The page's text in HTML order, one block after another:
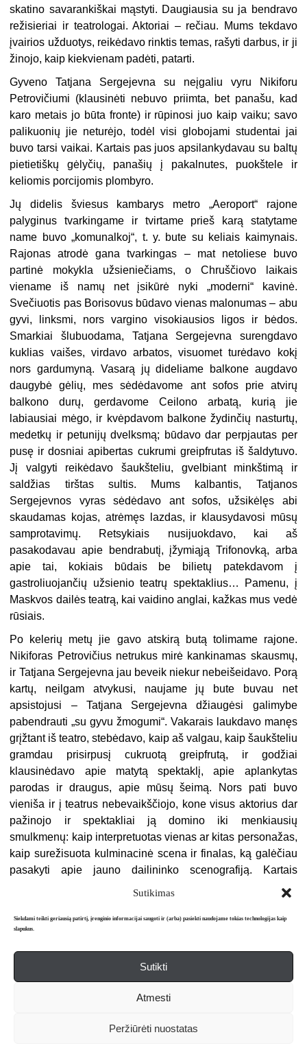
Sutikimas
Siekdami teikti geriausią patirtį, įrenginio informacijai saugoti ir (arba) pasiekti naudojame tokias technologijas kaip
slapukus.
Sutikti
Atmesti
Peržiūrėti nuostatas
skatino savarankiškai mąstyti. Daugiausia su ja bendravo
režisieriai ir teatrologai. Aktoriai – rečiau. Mums tekdavo
įvairios užduotys, reikėdavo rinktis temas, rašyti darbus, ir ji
žinojo, kaip kiekvienam padėti, patarti.
Gyveno Tatjana Sergejevna su neįgaliu vyru Nikiforu
Petrovičiumi (klausinėti nebuvo priimta, bet panašu, kad
karo metais jo būta fronte) ir rūpinosi juo kaip vaiku; savo
palikuonių jie neturėjo, todėl visi globojami studentai jai
buvo tarsi vaikai. Kartais pas juos apsilankydavau su baltų
pietietiškų gėlyčių, panašių į pakalnutes, puokštele ir
keliomis porcijomis plombyro.
Jų didelis šviesus kambarys metro „Aeroport“ rajone
palyginus tvarkingame ir tvirtame prieš karą statytame
name buvo „komunalkoj“, t. y. bute su keliais kaimynais.
Rajonas atrodė gana tvarkingas – mat netoliese buvo
partinė mokykla užsieniečiams, o Chruščiovo laikais
viename iš namų net įsikūrė nyki „moderni“ kavinė.
Svečiuotis pas Borisovus būdavo vienas malonumas – abu
gyvi, linksmi, nors vargino visokiausios ligos ir bėdos.
Smarkiai šlubuodama, Tatjana Sergejevna surengdavo
kuklias vaišes, virdavo arbatos, visuomet turėdavo kokį
nors gardumyną. Vasarą jų dideliame balkone augdavo
daugybė gėlių, mes sėdėdavome ant sofos prie atvirų
balkono durų, gerdavome Ceilono arbatą, kurią jie
labiausiai mėgo, ir kvėpdavom balkone žydinčių nasturtų,
medetkų ir petunijų dvelksmą; būdavo dar perpjautas per
pusę ir dosniai apibertas cukrumi greipfrutas iš šaldytuvo.
Jį valgyti reikėdavo šaukšteliu, gvelbiant minkštimą ir
saldžias tirštas sultis. Mums kalbantis, Tatjanos
Sergejevnos vyras sėdėdavo ant sofos, užsikėlęs abi
skaudamas kojas, atrėmęs lazdas, ir klausydavosi mūsų
samprotavimų. Retsykiais nusijuokdavo, kai aš
pasakodavau apie bendrabutį, įžymiąją Trifonovką, arba
apie tai, kokiais būdais be bilietų patekdavom į
gastroliuojančių užsienio teatrų spektaklius… Pamenu, į
Maskvos dailės teatrą, kai vaidino anglai, kažkas mus vedė
rūsiais.
Po kelerių metų jie gavo atskirą butą tolimame rajone.
Nikiforas Petrovičius netrukus mirė kankinamas skausmų,
ir Tatjana Sergejevna jau beveik niekur nebeišeidavo. Porą
kartų, neilgam atvykusi, naujame jų bute buvau net
apsistojusi – Tatjana Sergejevna džiaugėsi galimybe
pabendrauti „su gyvu žmogumi“. Vakarais laukdavo manęs
grįžtant iš teatro, stebėdavo, kaip aš valgau, kaip šaukšteliu
gramdau prisirpusį cukruotą greipfrutą, ir godžiai
klausinėdavo apie matytą spektaklį, apie aplankytas
parodas ir draugus, apie mūsų šeimą. Nors pati buvo
vieniša ir į teatrus nebevaikščiojo, kone visus aktorius dar
pažinojo ir spektakliai ją domino iki menkiausių
smulkmenų: kaip interpretuotas vienas ar kitas personažas,
kaip surežisuota kulminacinė scena ir finalas, ką galėčiau
pasakyti apie jauno dailininko scenografiją. Kartais
nutraukdavo: „Так разве это хорошо?“
Paskui
Tamulevičiūtę (Dalia pas ją yra gyvenusi), kurią labai
dar GITIS’e, pasakiau jai, kad ateityje galvoju rašyti darbą
apie Ibseną lietuvių scenoje, ji labai nustebo: „Зачем вам
это старье? Он скучен и слишком рационален…“
atrodė, kad reikia dirbti su šiuolaikiniu, gyvu teatru, jame